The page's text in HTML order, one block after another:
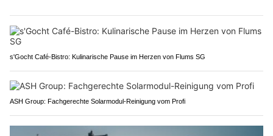
s'Gocht Café-Bistro: Kulinarische Pause im Herzen von Flums SG
ASH Group: Fachgerechte Solarmodul-Reinigung vom Profi